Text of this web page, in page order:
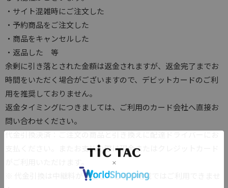
・サイト混雑時にご注文した
・予約商品をご注文した
・商品をキャンセルした
・返品した 等
余剰に引き落とされた金額は返金されますが、返金完了までお
時間をいただく場合がございますので、デビットカードのご利
用を推奨しておりません。
返金タイミングにつきましては、ご利用のカード会社へ直接お
問い合わせください。
代金引換決済：ご注文の商品と引き換えに配達ドライバーにお
支払ください。またお支払の際は現金またはクレジットカード
※ 代金引換は中継料が発生してしまう地域ではご利用できませ